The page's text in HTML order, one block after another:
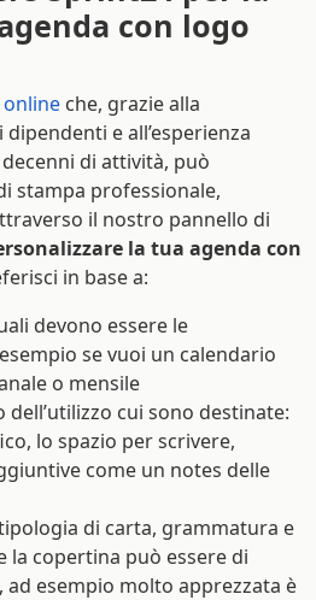
con logo
che, grazie alla
e all’esperienza
di attività, può
stampa professionale,
il nostro pannello di
la tua agenda con
in base a:
devono essere le
se vuoi un calendario
o mensile
dell’utilizzo cui sono destinate:
lo spazio per scrivere,
come un notes delle
di carta, grammatura e
la copertina può essere di
esempio molto apprezzata è